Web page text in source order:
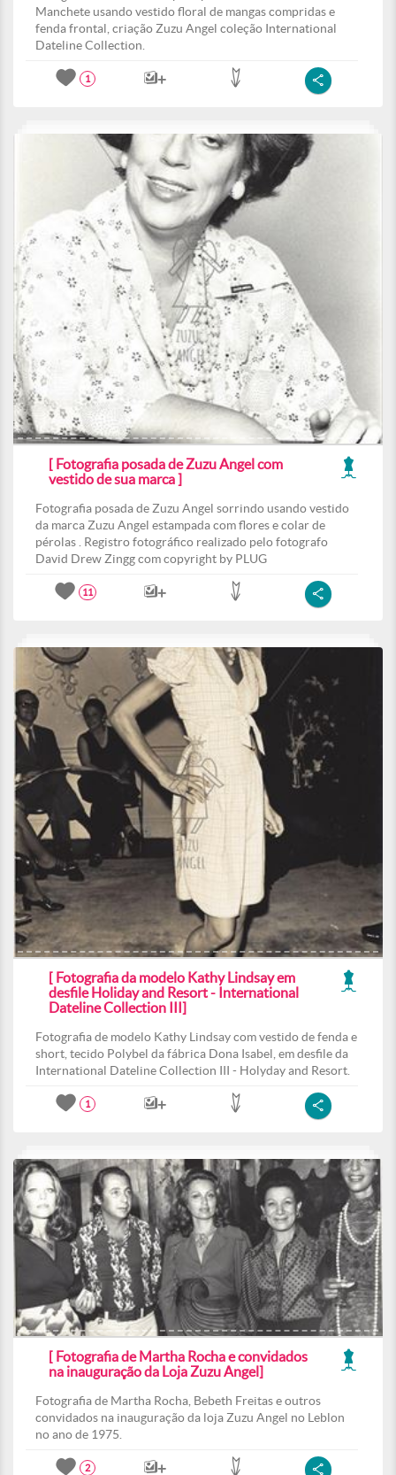
Manchete usando vestido floral de mangas compridas e
fenda frontal, criação Zuzu Angel coleção International
Dateline Collection.
1
[ Fotografia posada de Zuzu Angel com
vestido de sua marca ]
Fotografia posada de Zuzu Angel sorrindo usando vestido
da marca Zuzu Angel estampada com flores e colar de
pérolas . Registro fotográfico realizado pelo fotografo
David Drew Zingg com copyright by PLUG
11
[ Fotografia da modelo Kathy Lindsay em
desfile Holiday and Resort - International
Dateline Collection III]
Fotografia de modelo Kathy Lindsay com vestido de fenda e
short, tecido Polybel da fábrica Dona Isabel, em desfile da
International Dateline Collection III - Holyday and Resort.
1
[ Fotografia de Martha Rocha e convidados
na inauguração da Loja Zuzu Angel]
Fotografia de Martha Rocha, Bebeth Freitas e outros
convidados na inauguração da loja Zuzu Angel no Leblon
no ano de 1975.
2